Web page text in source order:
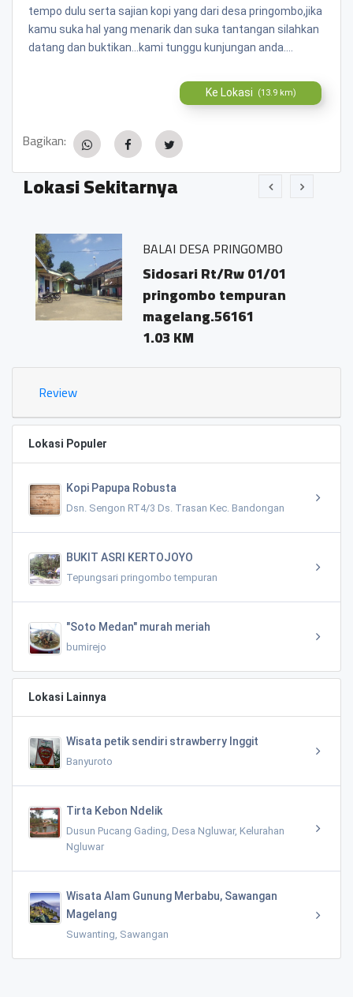
tempo dulu serta sajian kopi yang dari desa pringombo,jika
kamu suka hal yang menarik dan suka tantangan silahkan
datang dan buktikan...kami tunggu kunjungan anda....
Ke Lokasi (13.9 km)
Bagikan:
Lokasi Sekitarnya
BALAI DESA PRINGOMBO
Sidosari Rt/Rw 01/01
pringombo tempuran
magelang.56161
1.03 KM
Review
Lokasi Populer
Kopi Papupa Robusta
Dsn. Sengon RT4/3 Ds. Trasan Kec. Bandongan
BUKIT ASRI KERTOJOYO
Tepungsari pringombo tempuran
"Soto Medan" murah meriah
bumirejo
Lokasi Lainnya
Wisata petik sendiri strawberry Inggit
Banyuroto
Tirta Kebon Ndelik
Dusun Pucang Gading, Desa Ngluwar, Kelurahan
Ngluwar
Wisata Alam Gunung Merbabu, Sawangan
Magelang
Suwanting, Sawangan